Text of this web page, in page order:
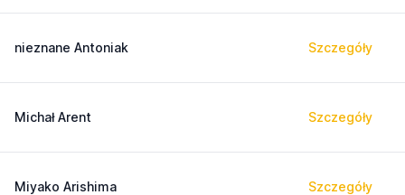
nieznane Antoniak Szczegóły
Michał Arent Szczegóły
Miyako Arishima Szczegóły